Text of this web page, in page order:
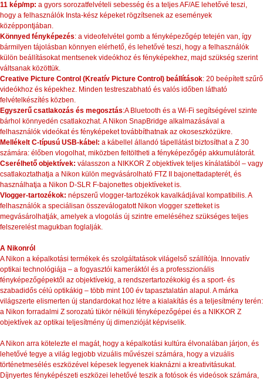
11 kép/mp: a gyors sorozatfelvételi sebesség és a teljes AF/AE lehetővé teszi,
hogy a felhasználók Insta-kész képeket rögzítsenek az események
középpontjában.
Könnyed fényképezés: a videofelvétel gomb a fényképezőgép tetején van, így
bármilyen tájolásban könnyen elérhető, és lehetővé teszi, hogy a felhasználók
külön beállításokat mentsenek videókhoz és fényképekhez, majd szükség szerint
váltsanak közöttük.
Creative Picture Control (Kreatív Picture Control) beállítások: 20 beépített szűrő
videókhoz és képekhez. Minden testreszabható és valós időben látható
felvételkészítés közben.
Egyszerű csatlakozás és megosztás:A Bluetooth és a Wi-Fi segítségével szinte
bárhol könnyedén csatlakozhat. A Nikon SnapBridge alkalmazásával a
felhasználók videókat és fényképeket továbbíthatnak az okoseszközükre.
Mellékelt C-típusú USB-kábel: a kábellel állandó tápellátást biztosíthat a Z 30
számára: élőben vlogolhat, miközben feltöltheti a fényképezőgép akkumulátorát.
Cserélhető objektívek: válasszon a NIKKOR Z objektívek teljes kínálatából – vagy
csatlakoztathatja a Nikon külön megvásárolható FTZ II bajonettadapterét, és
használhatja a Nikon D-SLR F-bajonettes objektíveket is.
Vlogger-tartozékok: népszerű vlogger-tartozékok kavalkádjával kompatibilis. A
felhasználók a speciálisan összeválogatott Nikon vlogger szetteket is
megvásárolhatják, amelyek a vlogolás új szintre emeléséhez szükséges teljes
felszerelést magukban foglalják.
A Nikonról
A Nikon a képalkotási termékek és szolgáltatások világelső szállítója. Innovatív
optikai technológiája – a fogyasztói kameráktól és a professzionális
fényképezőgépektől az objektívekig, a rendszertartozékokig és a sport- és
szabadidős célú optikákig – több mint 100 év tapasztalatán alapul. A márka
világszerte elismerten új standardokat hoz létre a kialakítás és a teljesítmény terén:
a Nikon forradalmi Z sorozatú tükör nélküli fényképezőgépei és a NIKKOR Z
objektívek az optikai teljesítmény új dimenzióját képviselik.
A Nikon arra kötelezte el magát, hogy a képalkotási kultúra élvonalában járjon, és
lehetővé tegye a világ legjobb vizuális művészei számára, hogy a vizuális
történetmesélés eszközével képesek legyenek kiaknázni a kreativitásukat.
Díjnyertes fényképészeti eszközei lehetővé teszik a fotósok és videósok számára,